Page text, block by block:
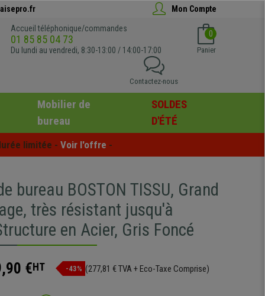
Mon Compte
Accueil téléphonique/commandes
01 85 85 04 73
Du lundi au vendredi, 8:30-13:00 / 14:00-17:00
0
Panier
Contactez-nous
Mobilier de
bureau
SOLDES
D'ÉTÉ
limitée - Voir l'offre -
bureau BOSTON TISSU, Grand
très résistant jusqu'à
en Acier, Gris Foncé
€HT -43% (277,81 € TVA + Eco-Taxe Comprise)